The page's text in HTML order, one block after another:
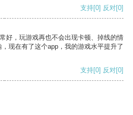
支持[0] 反对[0]
好，玩游戏再也不会出现卡顿、掉线的情
现在有了这个app，我的游戏水平提升了
支持[0] 反对[0]